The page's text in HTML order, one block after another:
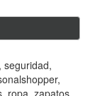
seguridad,